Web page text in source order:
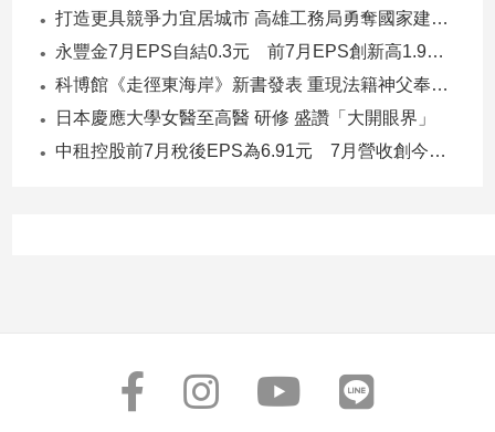
【我
打造更具競爭力宜居城市 高雄工務局勇奪國家建築界9大獎
永豐金7月EPS自結0.3元 前7月EPS創新高1.96元！
科博館《走徑東海岸》新書發表 重現法籍神父奉獻足跡與歷史日記
日本慶應大學女醫至高醫 研修 盛讚「大開眼界」
中租控股前7月稅後EPS為6.91元 7月營收創今年新高